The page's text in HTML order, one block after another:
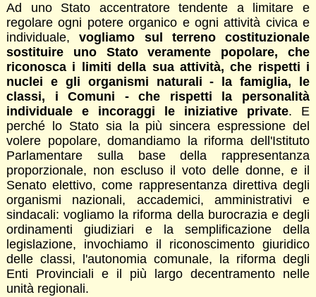
Ad uno Stato accentratore tendente a limitare e
regolare ogni potere organico e ogni attività civica e
individuale,vogliamo sul terreno costituzionale
sostituire uno Stato veramente popolare, che
riconosca i limiti della sua attività, che rispetti i
nuclei e gli organismi naturali - la famiglia, le
classi, i Comuni - che rispetti la personalità
individuale e incoraggi le iniziative private. E
perché lo Stato sia la più sincera espressione del
volere popolare, domandiamo la riforma dell'Istituto
Parlamentare sulla base della rappresentanza
proporzionale, non escluso il voto delle donne, e il
Senato elettivo, come rappresentanza direttiva degli
organismi nazionali, accademici, amministrativi e
sindacali: vogliamo la riforma della burocrazia e degli
ordinamenti giudiziari e la semplificazione della
legislazione, invochiamo il riconoscimento giuridico
delle classi, l'autonomia comunale, la riforma degli
Enti Provinciali e il più largo decentramento nelle
unità regionali.